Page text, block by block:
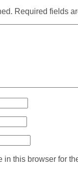
Required fields
this browser for